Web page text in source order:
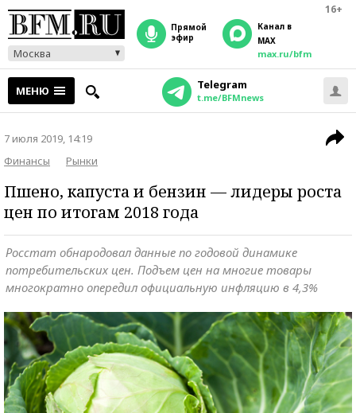
16+
Москва
прямой
эфир
Канал в
MAX
max.ru/bfm
МЕНЮ Telegram
t.me/BFMnews
7 июля 2019, 14:19
Финансы
Рынки
Пшено, капуста и бензин — лидеры роста
цен по итогам 2018 года
Росстат обнародовал данные по годовой динамике
потребительских цен. Подъем цен на многие товары
многократно опередил официальную инфляцию в 4,3%